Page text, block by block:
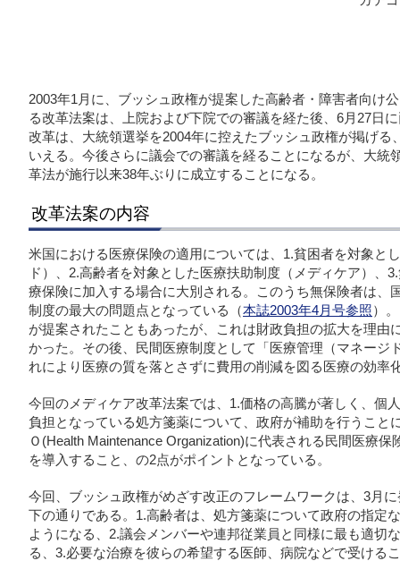
2003年1月に、ブッシュ政権が提案した高齢者・障害者向け
る改革法案は、上院および下院での審議を経た後、6月27日
改革は、大統領選挙を2004年に控えたブッシュ政権が掲げ
いえる。今後さらに議会での審議を経ることになるが、大統
革法が施行以来38年ぶりに成立することになる。
改革法案の内容
米国における医療保険の適用については、1.貧困者を対象と
ド）、2.高齢者を対象とした医療扶助制度（メディケア）、
療保険に加入する場合に大別される。このうち無保険者は、
制度の最大の問題点となっている（本誌2003年4月号参照）
が提案されたこともあったが、これは財政負担の拡大を理由
かった。その後、民間医療制度として「医療管理（マネージ
れにより医療の質を落とさずに費用の削減を図る医療の効率
今回のメディケア改革法案では、1.価格の高騰が著しく、個
負担となっている処方箋薬について、政府が補助を行うこと
Ｏ(Health Maintenance Organization)に代表される民間医療
を導入すること、の2点がポイントとなっている。
今回、ブッシュ政権がめざす改正のフレームワークは、3月
下の通りである。1.高齢者は、処方箋薬について政府の指定
ようになる、2.議会メンバーや連邦従業員と同様に最も適切
る、3.必要な治療を彼らの希望する医師、病院などで受ける